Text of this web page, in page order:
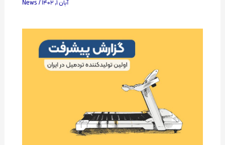
News / آبان 1, 1402